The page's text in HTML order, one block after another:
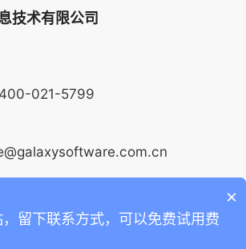
技术有限公司
400-021-5799
上海星汉信息技术有限公司 版权
×
留下联系方式，可以免费试用费